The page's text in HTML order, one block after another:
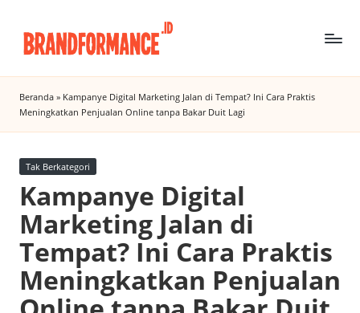
B
r
a
n
d
f
o
r
m
Agency
Beranda » Kampanye Digital Marketing Jalan di Tempat? Ini Cara Praktis
Meningkatkan Penjualan Online tanpa Bakar Duit Lagi
Posted
Tak Berkategori
Kampanye Digital
Marketing Jalan di
Tempat? Ini Cara Praktis
Meningkatkan Penjualan